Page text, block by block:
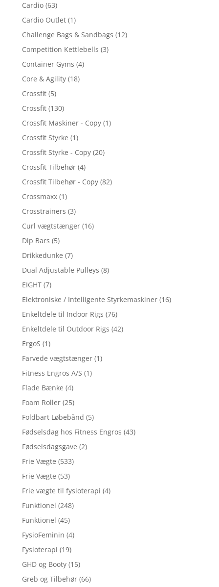
Cardio (63)
Cardio Outlet (1)
Challenge Bags & Sandbags (12)
Competition Kettlebells (3)
Container Gyms (4)
Core & Agility (18)
Crossfit (5)
Crossfit (130)
Crossfit Maskiner - Copy (1)
Crossfit Styrke (1)
Crossfit Styrke - Copy (20)
Crossfit Tilbehør (4)
Crossfit Tilbehør - Copy (82)
Crossmaxx (1)
Crosstrainers (3)
Curl vægtstænger (16)
Dip Bars (5)
Drikkedunke (7)
Dual Adjustable Pulleys (8)
EIGHT (7)
Elektroniske / Intelligente Styrkemaskiner (16)
Enkeltdele til Indoor Rigs (76)
Enkeltdele til Outdoor Rigs (42)
ErgoS (1)
Farvede vægtstænger (1)
Fitness Engros A/S (1)
Flade Bænke (4)
Foam Roller (25)
Foldbart Løbebånd (5)
Fødselsdag hos Fitness Engros (43)
Fødselsdagsgave (2)
Frie Vægte (533)
Frie Vægte (53)
Frie vægte til fysioterapi (4)
Funktionel (248)
Funktionel (45)
FysioFeminin (4)
Fysioterapi (19)
GHD og Booty (15)
Greb og Tilbehør (66)